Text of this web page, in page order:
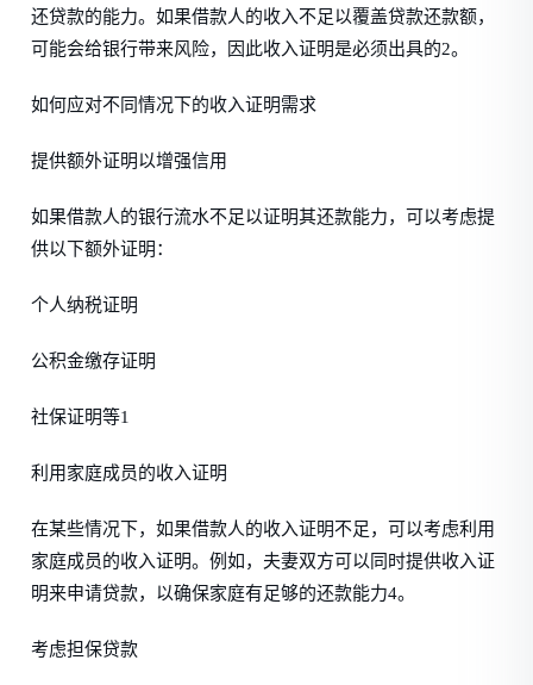
还贷款的能力。如果借款人的收入不足以覆盖贷款还款额，
可能会给银行带来风险，因此收入证明是必须出具的2。
如何应对不同情况下的收入证明需求
提供额外证明以增强信用
如果借款人的银行流水不足以证明其还款能力，可以考虑提
供以下额外证明：
个人纳税证明
公积金缴存证明
社保证明等1
利用家庭成员的收入证明
在某些情况下，如果借款人的收入证明不足，可以考虑利用
家庭成员的收入证明。例如，夫妻双方可以同时提供收入证
明来申请贷款，以确保家庭有足够的还款能力4。
考虑担保贷款